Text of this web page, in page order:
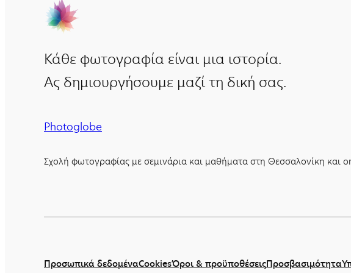
Κάθε φωτογραφία είναι μια ιστορία.
Ας δημιουργήσουμε μαζί τη δική σας.
Photoglobe
Σχολή φωτογραφίας με σεμινάρια και μαθήματα στη Θεσσαλονίκη και
Προσωπικά δεδομέναCookiesΌροι & προϋποθέσειςΠροσβασιμότητα